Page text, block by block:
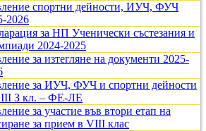
спортни дейности, ИУЧ, ФУЧ
2026
за НП Ученически състезания и
2024-2025
за изтегляне на документи 2025-
за ИУЧ, ФУЧ и спортни дейности
З кл. – ФЕ-ЛЕ
за участие във втори етап на
за прием в VIII клас